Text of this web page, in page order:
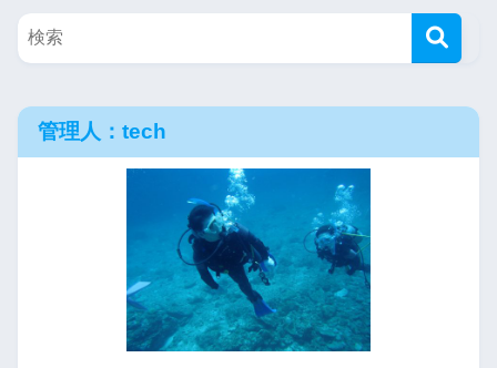
管理人：tech